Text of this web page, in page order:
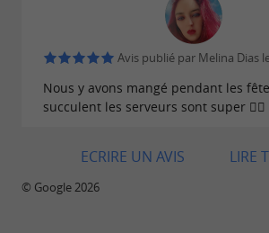
Avis publié par Melina Dias
Nous y avons mangé pendant les
succulent les serveurs sont super
LIRE
ECRIRE UN AVIS
© Google 2026